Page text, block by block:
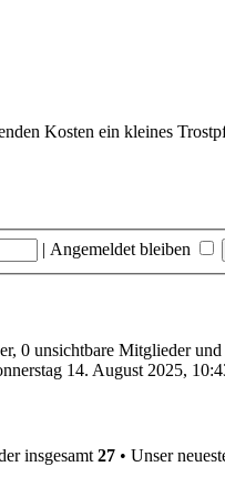
Kosten ein kleines
| Angemeldet bleiben
0 unsichtbare Mitglieder
14. August 2025,
insgesamt 27 • Unser